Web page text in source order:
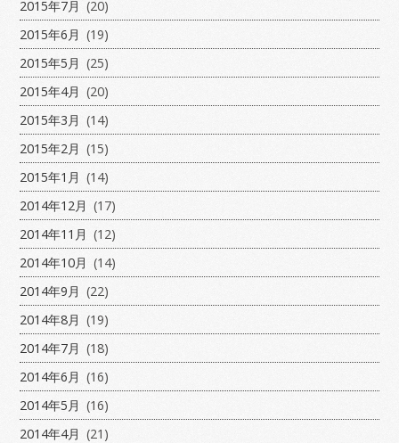
2015年7月 (20)
2015年6月 (19)
2015年5月 (25)
2015年4月 (20)
2015年3月 (14)
2015年2月 (15)
2015年1月 (14)
2014年12月 (17)
2014年11月 (12)
2014年10月 (14)
2014年9月 (22)
2014年8月 (19)
2014年7月 (18)
2014年6月 (16)
2014年5月 (16)
2014年4月 (21)